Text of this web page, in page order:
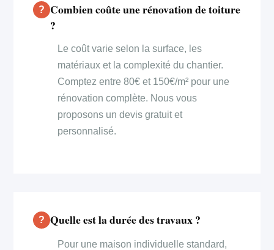
Combien coûte une rénovation de toiture
?
Le coût varie selon la surface, les
matériaux et la complexité du chantier.
Comptez entre 80€ et 150€/m² pour une
rénovation complète. Nous vous
proposons un devis gratuit et
personnalisé.
Quelle est la durée des travaux ?
Pour une maison individuelle standard,